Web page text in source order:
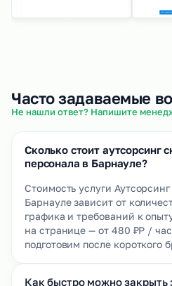
Часто задаваемые
Не нашли ответ? Напишите
Сколько стоит аутсорсинг
персонала в Барнауле?
Стоимость услуги
Барнауле зависит от
графика и требований к
на странице — от 480 ₽Р /
подготовим после короткого
Как быстро можно закрыть